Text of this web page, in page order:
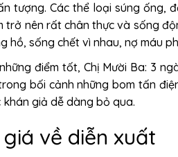
tượng. Các thể loại súng ống,
trở nên rất chân thực và sống
hồ, sống chết vì nhau, nợ máu
điểm tốt, Chị Mười Ba: 3
bối cảnh những bom tấn
khán giả dễ dàng bỏ qua.
về diễn xuất